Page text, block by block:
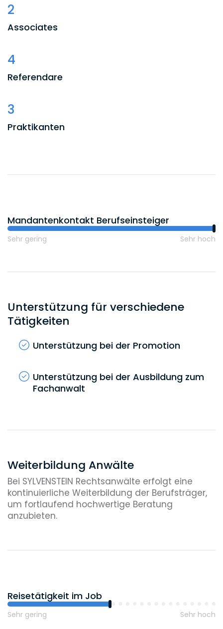
2
Associates
4
Referendare
3
Praktikanten
Mandantenkontakt Berufseinsteiger
Sehr gering Sehr hoch
Unterstützung für verschiedene
Tätigkeiten
Unterstützung bei der Promotion
Unterstützung bei der Ausbildung zum
Fachanwalt
Weiterbildung Anwälte
Bei SYLVENSTEIN Rechtsanwälte erfolgt eine
kontinuierliche Weiterbildung der Berufsträger,
um fortlaufend hochwertige Beratung
anzubieten.
Reisetätigkeit im Job
Sehr gering Sehr hoch